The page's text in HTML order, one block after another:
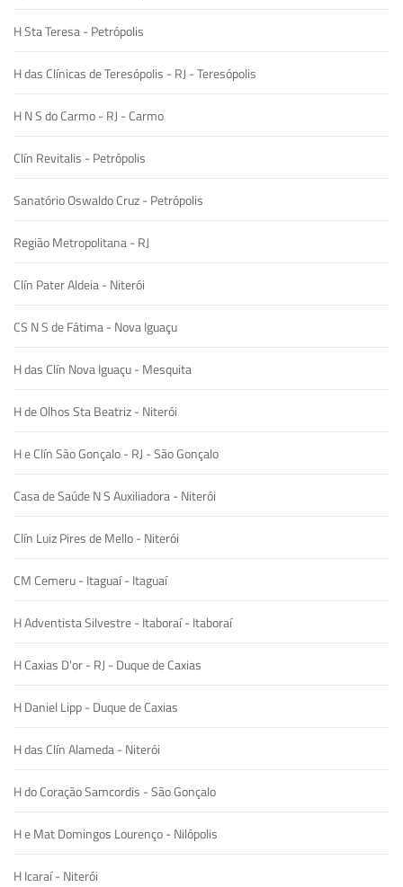
H Sta Teresa - Petrópolis
H das Clínicas de Teresópolis - RJ - Teresópolis
H N S do Carmo - RJ - Carmo
Clín Revitalis - Petrópolis
Sanatório Oswaldo Cruz - Petrópolis
Região Metropolitana - RJ
Clín Pater Aldeia - Niterói
CS N S de Fátima - Nova Iguaçu
H das Clín Nova Iguaçu - Mesquita
H de Olhos Sta Beatriz - Niterói
H e Clín São Gonçalo - RJ - São Gonçalo
Casa de Saúde N S Auxiliadora - Niterói
Clín Luiz Pires de Mello - Niterói
CM Cemeru - Itaguaí - Itaguaí
H Adventista Silvestre - Itaboraí - Itaboraí
H Caxias D'or - RJ - Duque de Caxias
H Daniel Lipp - Duque de Caxias
H das Clín Alameda - Niterói
H do Coração Samcordis - São Gonçalo
H e Mat Domingos Lourenço - Nilópolis
H Icaraí - Niterói